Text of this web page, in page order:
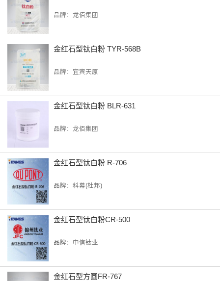
品牌：龙佰集团
金红石型钛白粉 TYR-568B
品牌：宜宾天原
金红石型钛白粉 BLR-631
品牌：龙佰集团
金红石型钛白粉 R-706
品牌：科幕(杜邦)
金红石型钛白粉CR-500
品牌：中信钛业
金红石型方圆FR-767